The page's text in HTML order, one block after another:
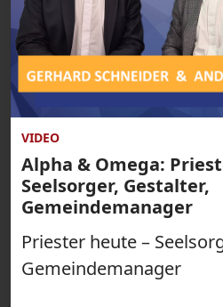
VIDEO
Alpha & Omega:
Seelsorger, Gestalter,
Gemeindemanager
Priester heute –
Gemeindemanager